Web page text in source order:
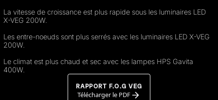
La vitesse de croissance est plus rapide sous les luminaires LED
X-VEG 200W.
Les entre-noeuds sont plus serrés avec les luminaires LED X-VEG
200W.
Le climat est plus chaud et sec avec les lampes HPS Gavita
400W.
RAPPORT F.O.G VEG
Télécharger le PDF